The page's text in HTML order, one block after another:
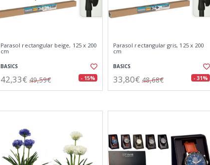
Parasol rectangular beige, 125 x 200
cm
BASICS
42,33€ 49,59€ - 15%
Parasol rectangular gris, 125 x 200
cm
BASICS
33,80€ 48,68€ - 31%